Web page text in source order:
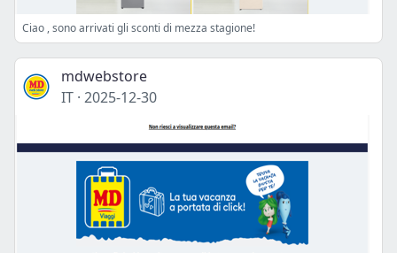
Ciao , sono arrivati gli sconti di mezza stagione!
mdwebstore
IT · 2025-12-30